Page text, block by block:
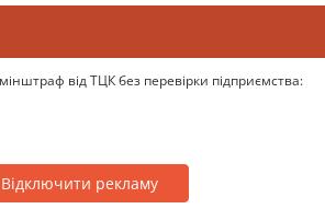
від ТЦК без перевірки підприємства:
Відключити рекламу